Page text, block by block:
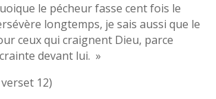
le pécheur fasse cent fois le
longtemps, je sais aussi que le
ceux qui craignent Dieu, parce
devant lui. »
verset 12)